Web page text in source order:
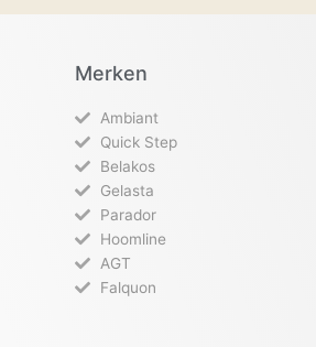
Merken
Ambiant
Quick Step
Belakos
Gelasta
Parador
Hoomline
AGT
Falquon